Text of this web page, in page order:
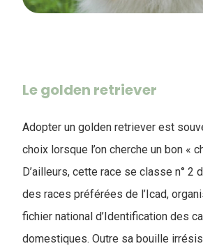
Le golden retriever
Adopter un golden retriever est
choix lorsque l’on cherche un bon «
D’ailleurs, cette race se classe n° 2
des races préférées de l’Icad,
fichier national d’Identification des
domestiques. Outre sa bouille